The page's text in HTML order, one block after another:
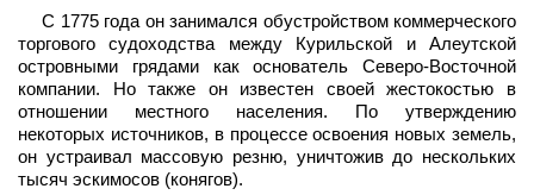
С 1775 года он занимался обустройством коммерческого
торгового судоходства между Курильской и Алеутской
островными грядами как основатель Северо-Восточной
компании. Но также он известен своей жестокостью в
отношении местного населения. По утверждению
некоторых источников, в процессе освоения новых земель,
он устраивал массовую резню, уничтожив до нескольких
тысяч эскимосов (конягов).